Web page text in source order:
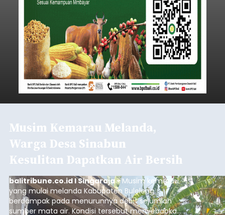
Musim Kemarau Melanda,
Warga Desa Sinabun
Kesulitan Dapatkan Air Bersih
balitribune.co.id I Singaraja -Musim kemarau
yang mulai melanda Kabupaten Buleleng
berdampak pada menurunnya debit sejumlah
sumber mata air. Kondisi tersebut menyebabkan